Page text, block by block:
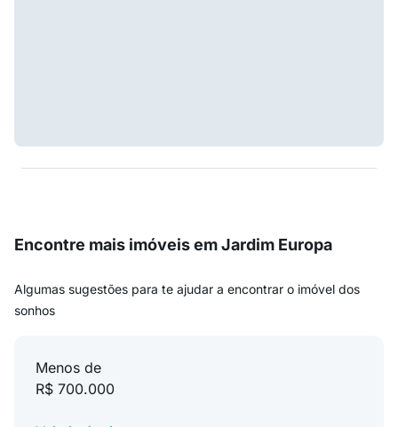
Encontre mais imóveis em Jardim Europa
Algumas sugestões para te ajudar a encontrar o imóvel dos
sonhos
Menos de
R$ 700.000